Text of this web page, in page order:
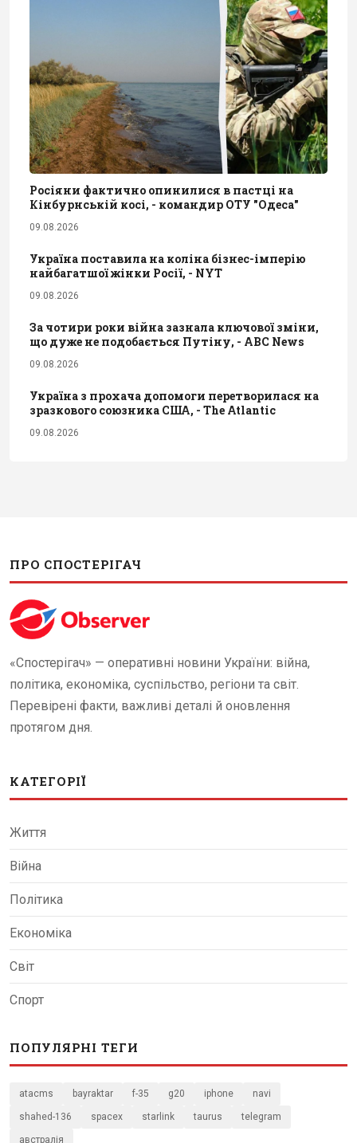
Росіяни фактично опинилися в пастці на
Кінбурнській косі, - командир ОТУ "Одеса"
09.08.2026
Україна поставила на коліна бізнес-імперію
найбагатшої жінки Росії, - NYT
09.08.2026
За чотири роки війна зазнала ключової зміни,
що дуже не подобається Путіну, - ABC News
09.08.2026
Україна з прохача допомоги перетворилася на
зразкового союзника США, - The Atlantic
09.08.2026
ПРО СПОСТЕРІГАЧ
«Спостерігач» — оперативні новини України: війна,
політика, економіка, суспільство, регіони та світ.
Перевірені факти, важливі деталі й оновлення
протягом дня.
КАТЕГОРІЇ
Життя
Війна
Політика
Економіка
Світ
Спорт
ПОПУЛЯРНІ ТЕГИ
atacms bayraktar f-35 g20 iphone navi
shahed-136 spacex starlink taurus telegram
австралія